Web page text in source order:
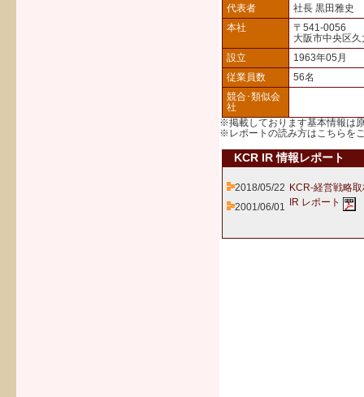
代表者
社長 黒田雅史
本社
〒541-0056
大阪市中央区
設立
1963年05月
従業員数
56名
競合･類似会
社
※掲載しております基本情報は
※レポートの読み方はこちら を
KCR IR 情報レポート
2018/05/22 KCR-経営戦略
2001/06/01
IR レポート